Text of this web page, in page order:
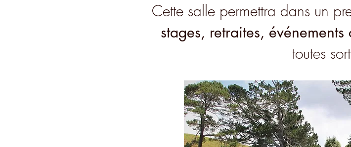
Cette salle permettra dans un
stages, retraites,
toutes